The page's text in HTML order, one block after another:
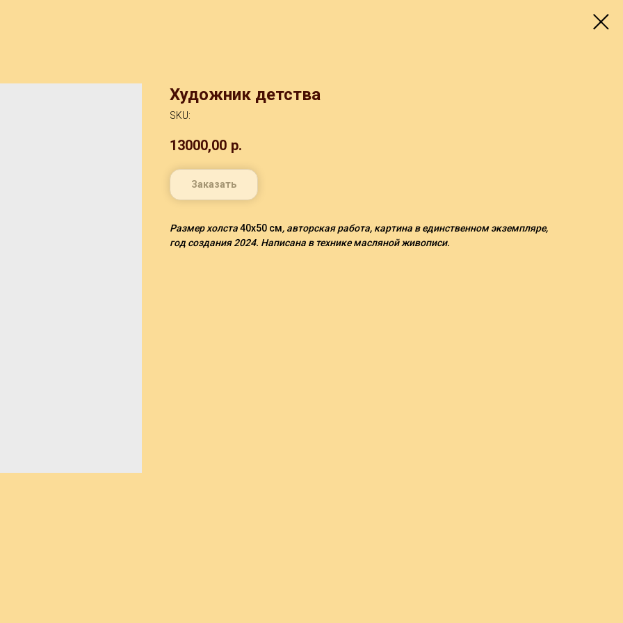
Художник детства
SKU:
13000,00 р.
Заказать
Размер холста40х50 см, авторская работа, картина в единственном экземпляре,
год создания 2024. Написана в технике масляной живописи.